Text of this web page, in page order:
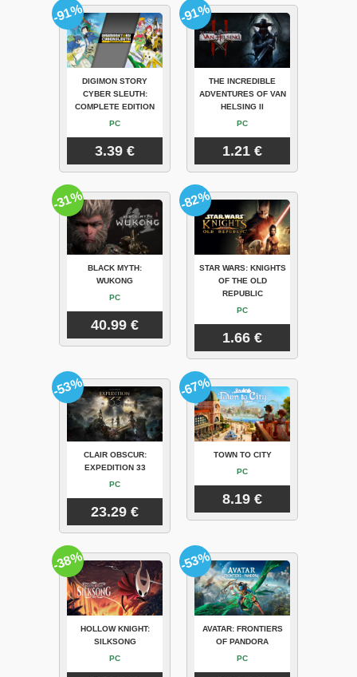
DIGIMON STORY
CYBER SLEUTH:
COMPLETE EDITION
PC
3.39 €
-91%
THE INCREDIBLE
ADVENTURES OF VAN
HELSING II
PC
1.21 €
-91%
BLACK MYTH:
WUKONG
PC
40.99 €
-31%
STAR WARS: KNIGHTS
OF THE OLD
REPUBLIC
PC
1.66 €
-82%
CLAIR OBSCUR:
EXPEDITION 33
PC
23.29 €
-53%
TOWN TO CITY
PC
8.19 €
-67%
HOLLOW KNIGHT:
SILKSONG
PC
-38%
AVATAR: FRONTIERS
OF PANDORA
PC
-53%